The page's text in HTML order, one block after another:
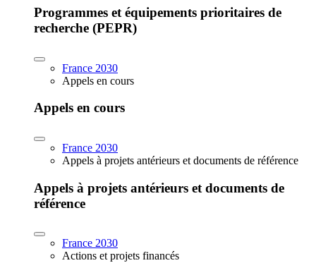
Programmes et équipements prioritaires de
recherche (PEPR)
France 2030
Appels en cours
Appels en cours
France 2030
Appels à projets antérieurs et documents de référence
Appels à projets antérieurs et documents de
référence
France 2030
Actions et projets financés